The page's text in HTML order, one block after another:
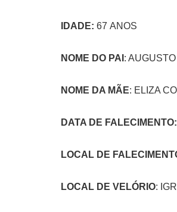
IDADE: 67 ANOS
NOME DO PAI :
NOME DA MÃE: ELIZA
DATA DE FALECIMENTO:
LOCAL DE
LOCAL DE VELÓRIO: